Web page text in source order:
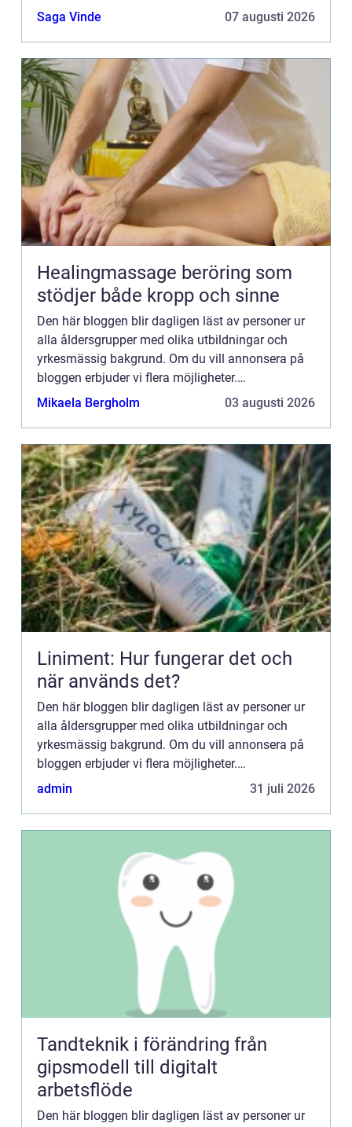
Bannerannonser är endast ett av alternativen.
Saga Vinde 07 augusti 2026
Healingmassage beröring som
stödjer både kropp och sinne
Den här bloggen blir dagligen läst av personer ur
alla åldersgrupper med olika utbildningar och
yrkesmässig bakgrund. Om du vill annonsera på
bloggen erbjuder vi flera möjligheter.
Bannerannonser är endast ett av alternativen.
Mikaela Bergholm 03 augusti 2026
Liniment: Hur fungerar det och
när används det?
Den här bloggen blir dagligen läst av personer ur
alla åldersgrupper med olika utbildningar och
yrkesmässig bakgrund. Om du vill annonsera på
bloggen erbjuder vi flera möjligheter.
Bannerannonser är endast ett av alternativen.
admin 31 juli 2026
Tandteknik i förändring från
gipsmodell till digitalt
arbetsflöde
Den här bloggen blir dagligen läst av personer ur